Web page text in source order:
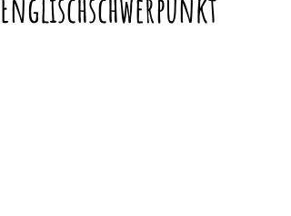
Englischschwerpunkt